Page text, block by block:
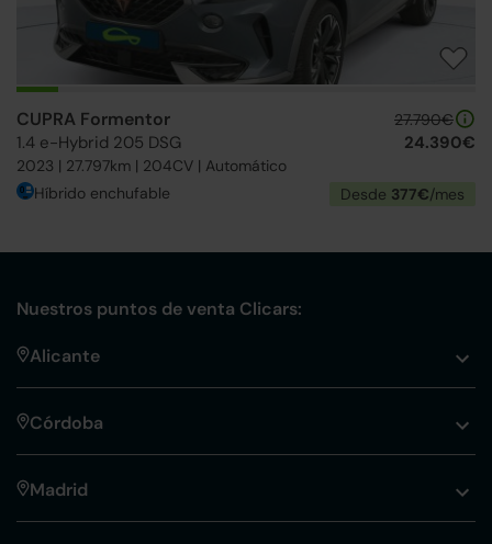
CUPRA Formentor
1.4 e-Hybrid 205 DSG
2023 | 27.797km | 204CV | Automático
27.790€
24.390€
Híbrido enchufable Desde 377€/mes
Nuestros puntos de venta Clicars:
Alicante
Córdoba
Madrid